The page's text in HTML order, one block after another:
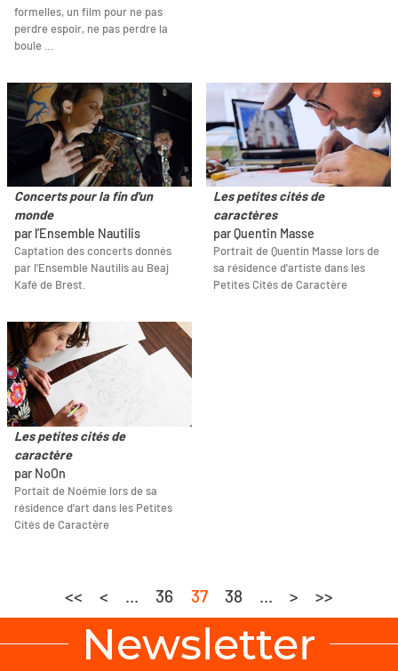
formelles, un film pour ne pas
perdre espoir, ne pas perdre la
boule …
Concerts pour la fin d'un
monde
par l’Ensemble Nautilis
Captation des concerts donnés
par l'Ensemble Nautilis au Beaj
Kafé de Brest.
Les petites cités de
caractères
par Quentin Masse
Portrait de Quentin Masse lors de
sa résidence d'artiste dans les
Petites Cités de Caractère
Les petites cités de
caractère
par NoOn
Portait de Noémie lors de sa
résidence d'art dans les Petites
Cités de Caractère
<< < ... 36 37 38 ... > >>
Newsletter